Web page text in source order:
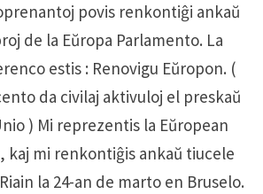
povis renkontiĝi ankaŭ
de la Eŭropa Parlamento. La
estis : Renovigu Eŭropon. (
da civilaj aktivuloj el preskaŭ
) Mi reprezentis la Eŭropean
kaj mi renkontiĝis ankaŭ tiucele
la 24-an de marto en Bruselo.